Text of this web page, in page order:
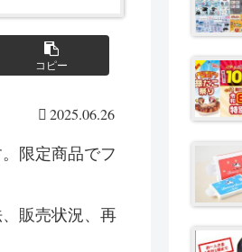
コピー
2025.06.26
限定商品でフ
販売状況、再